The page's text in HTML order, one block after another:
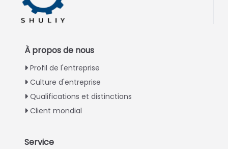
À propos de nous
Profil de l'entreprise
Culture d'entreprise
Qualifications et distinctions
Client mondial
Service